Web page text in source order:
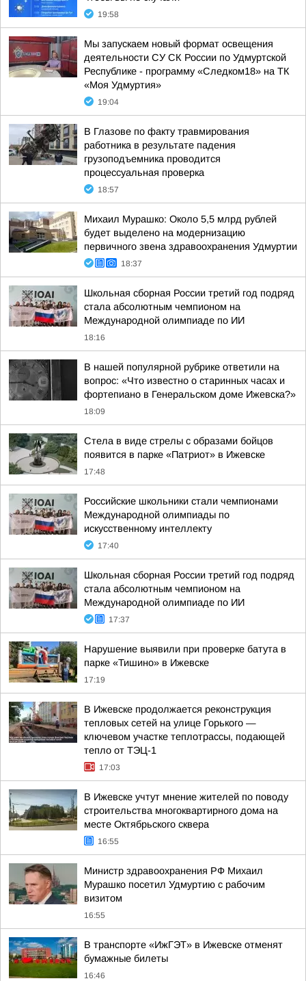
19:58
Мы запускаем новый формат освещения
деятельности СУ СК России по Удмуртской
Республике - программу «Следком18» на ТК
«Моя Удмуртия»
19:04
В Глазове по факту травмирования
работника в результате падения
грузоподъемника проводится
процессуальная проверка
18:57
Михаил Мурашко: Около 5,5 млрд рублей
будет выделено на модернизацию
первичного звена здравоохранения Удмуртии
18:37
Школьная сборная России третий год подряд
стала абсолютным чемпионом на
Международной олимпиаде по ИИ
18:16
В нашей популярной рубрике ответили на
вопрос: «Что известно о старинных часах и
фортепиано в Генеральском доме Ижевска?»
18:09
Стела в виде стрелы с образами бойцов
появится в парке «Патриот» в Ижевске
17:48
Российские школьники стали чемпионами
Международной олимпиады по
искусственному интеллекту
17:40
Школьная сборная России третий год подряд
стала абсолютным чемпионом на
Международной олимпиаде по ИИ
17:37
Нарушение выявили при проверке батута в
парке «Тишино» в Ижевске
17:19
В Ижевске продолжается реконструкция
тепловых сетей на улице Горького —
ключевом участке теплотрассы, подающей
тепло от ТЭЦ-1
17:03
В Ижевске учтут мнение жителей по поводу
строительства многоквартирного дома на
месте Октябрьского сквера
16:55
Министр здравоохранения РФ Михаил
Мурашко посетил Удмуртию с рабочим
визитом
16:55
В транспорте «ИжГЭТ» в Ижевске отменят
бумажные билеты
16:46